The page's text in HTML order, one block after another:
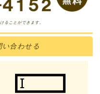
ることができます。
い合わせる